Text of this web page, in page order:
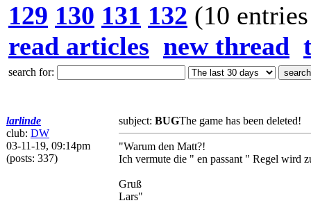
129 130 131 132 (10
read articles new thread
search for:
larlinde
club: DW
03-11-19, 09:14pm
(posts: 337)
subject: BUGThe game has been deleted!
"Warum den Matt?!
Ich vermute die " en passant " Regel wird
Gruß
Lars"